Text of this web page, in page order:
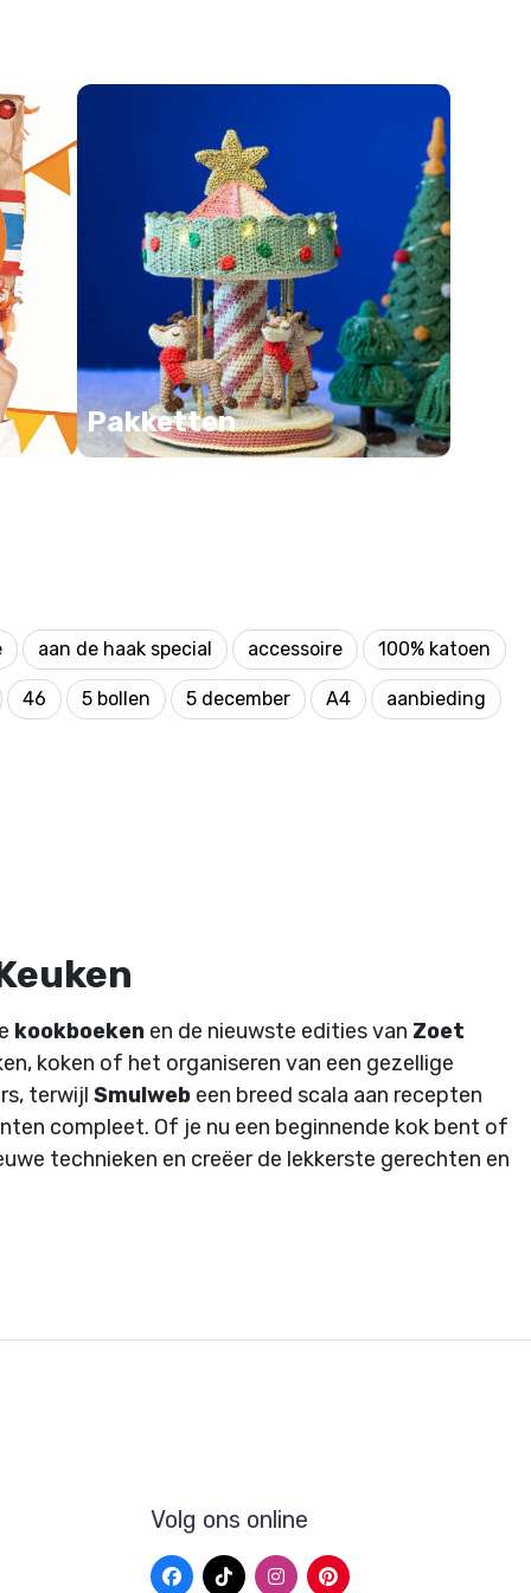
Pakketten
aan de haak special accessoire 100% katoen
46 5 bollen 5 december A4 aanbieding
kookboeken en de nieuwste edities van Zoet
koken of het organiseren van een gezellige
terwijl Smulweb een breed scala aan recepten
compleet. Of je nu een beginnende kok bent of
technieken en creëer de lekkerste gerechten en
Volg ons online